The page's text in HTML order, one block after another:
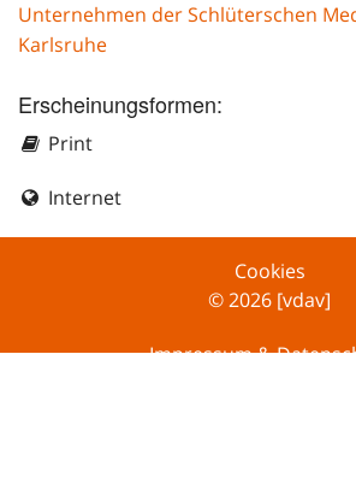
Unternehmen der Schlüterschen
Karlsruhe
Erscheinungsformen:
Print
Internet
Cookies
© 2026 [vdav]
Impressum &